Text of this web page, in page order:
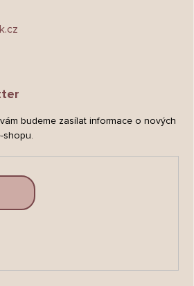
budeme zasílat informace o nových
shopu.